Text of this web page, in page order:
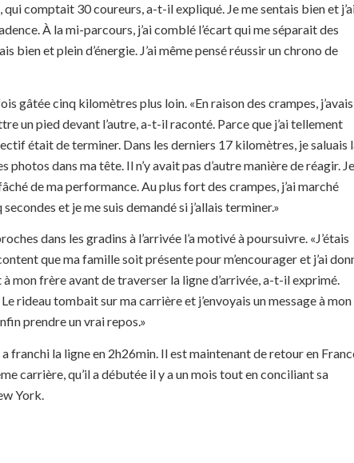
comptait 30 coureurs, a-t-il expliqué. Je me sentais bien et
À la mi-parcours, j’ai comblé l’écart qui me séparait des
bien et plein d’énergie. J’ai même pensé réussir un chrono de
gâtée cinq kilomètres plus loin. «En raison des crampes, j’avais
un pied devant l’autre, a-t-il raconté. Parce que j’ai tellement
était de terminer. Dans les derniers 17 kilomètres, je saluais
photos dans ma tête. Il n’y avait pas d’autre manière de réagir. Je
de ma performance. Au plus fort des crampes, j’ai marché
et je me suis demandé si j’allais terminer.»
dans les gradins à l’arrivée l’a motivé à poursuivre. «J’étais
que ma famille soit présente pour m’encourager et j’ai
à mon frère avant de traverser la ligne d’arrivée, a-t-il exprimé.
rideau tombait sur ma carrière et j’envoyais un message à mon
prendre un vrai repos.»
la ligne en 2h26min. Il est maintenant de retour en
carrière, qu’il a débutée il y a un mois tout en conciliant sa
York.